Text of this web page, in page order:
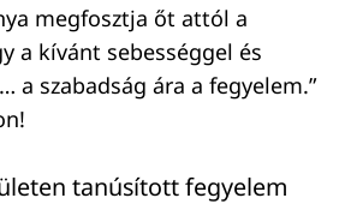
megfosztja őt attól a
a kívánt sebességgel és
a szabadság ára a fegyelem.”
tanúsított fegyelem